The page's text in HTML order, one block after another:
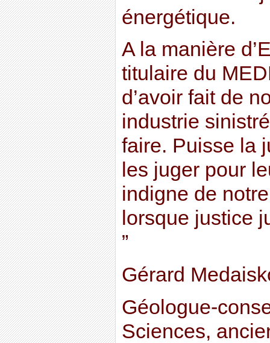
énergétique.
A la manière
titulaire du
d’avoir fait de
industrie
faire. Puisse la
les juger pour
indigne de
lorsque justice
”
Gérard
Géologue-
Sciences,